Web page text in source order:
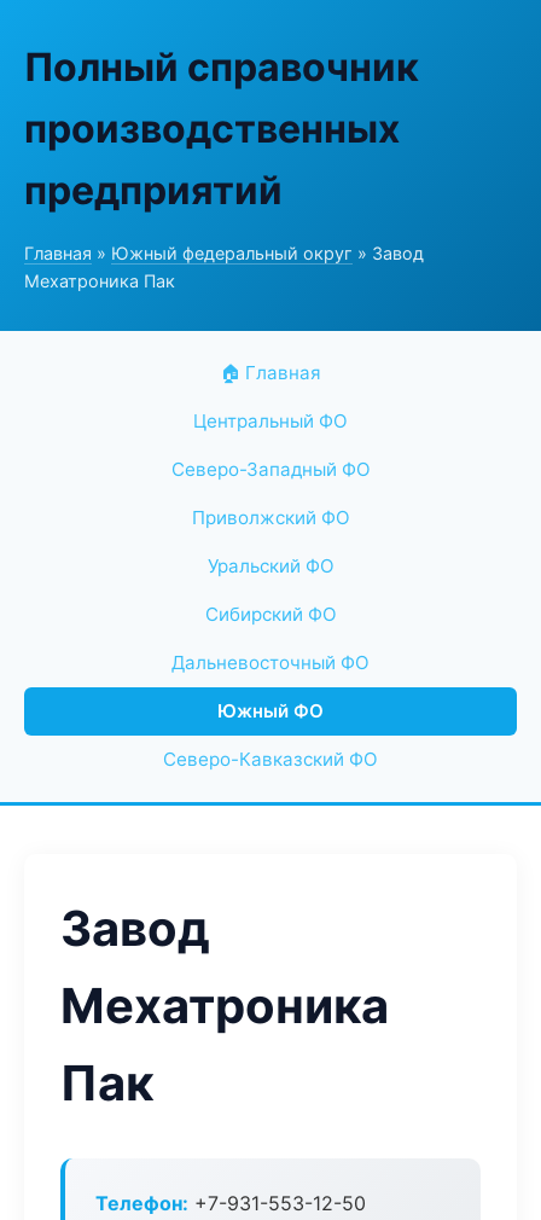
Полный справочник
производственных
предприятий
Главная » Южный федеральный округ » Завод
Мехатроника Пак
🏠 Главная
Центральный ФО
Северо-Западный ФО
Приволжский ФО
Уральский ФО
Сибирский ФО
Дальневосточный ФО
Южный ФО
Северо-Кавказский ФО
Завод
Мехатроника
Пак
Телефон: +7-931-553-12-50